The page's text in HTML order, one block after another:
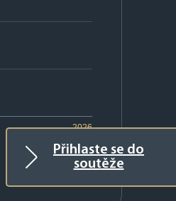
Přihlaste se do
soutěže
2026